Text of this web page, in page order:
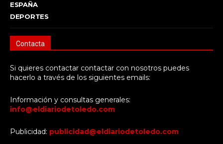
ESPAÑA
DEPORTES
Contacta
Si quieres contactar contactar con nosotros puedes
hacerlo a través de los siguientes emails:
Información y consultas generales:
info@eldiariodetoledo.com
Publicidad: publicidad@eldiariodetoledo.com